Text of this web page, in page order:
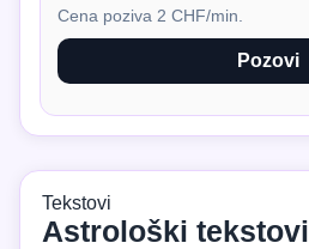
Cena poziva 2 CHF/min.
Pozovi
Tekstovi
Astrološki tekstovi